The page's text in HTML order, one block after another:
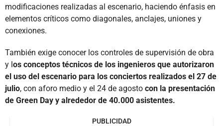
modificaciones realizadas al escenario, haciendo énfasis en
elementos críticos como diagonales, anclajes, uniones y
conexiones.
También exige conocer los controles de supervisión de obra
y los conceptos técnicos de los ingenieros que autorizaron
el uso del escenario para los conciertos realizados el 27 de
julio, con aforo medio y el 24 de agosto con la presentación
de Green Day y alrededor de 40.000 asistentes.
PUBLICIDAD